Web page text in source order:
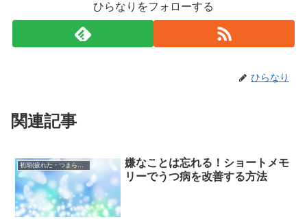
ひらなりをフォローする
ひらなり
関連記事
嫌なことは忘れる！ショートメモ
リーでうつ病を改善する方法